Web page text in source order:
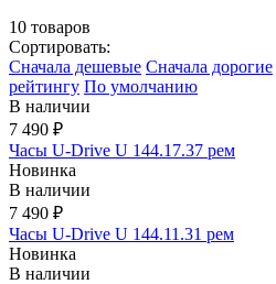
10 товаров
Сортировать:
Cначала дешевые Cначала дорогие
рейтингу По умолчанию
В наличии
7 490 ₽
Часы U-Drive U 144.17.37 рем
Новинка
В наличии
7 490 ₽
Часы U-Drive U 144.11.31 рем
Новинка
В наличии